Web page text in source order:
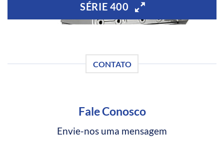
SÉRIE 400
CONTATO
Fale Conosco
Envie-nos uma mensagem